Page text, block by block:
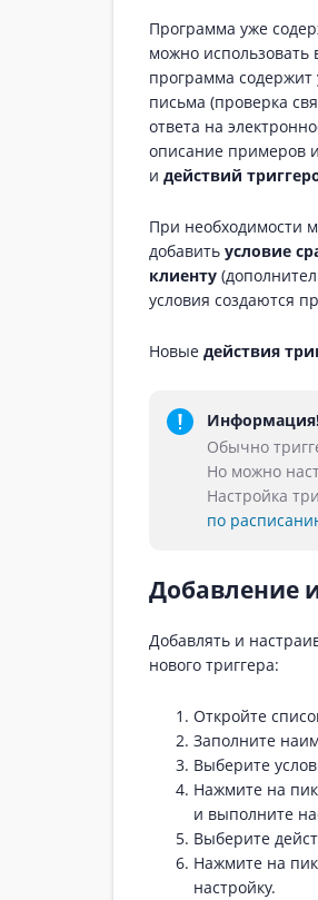
Программа уже
можно
программа содержит
письма (проверка
ответа на
описание примеров
и действий
При необходимости
добавить условие
клиенту
условия создаются
Новые действия
Обычно
Но можно
Настройка
по
Добавление
Добавлять и
нового триггера:
Откройте
Заполните
Выберите
Нажмите на
и выполните
Выберите
Нажмите на
настройку.